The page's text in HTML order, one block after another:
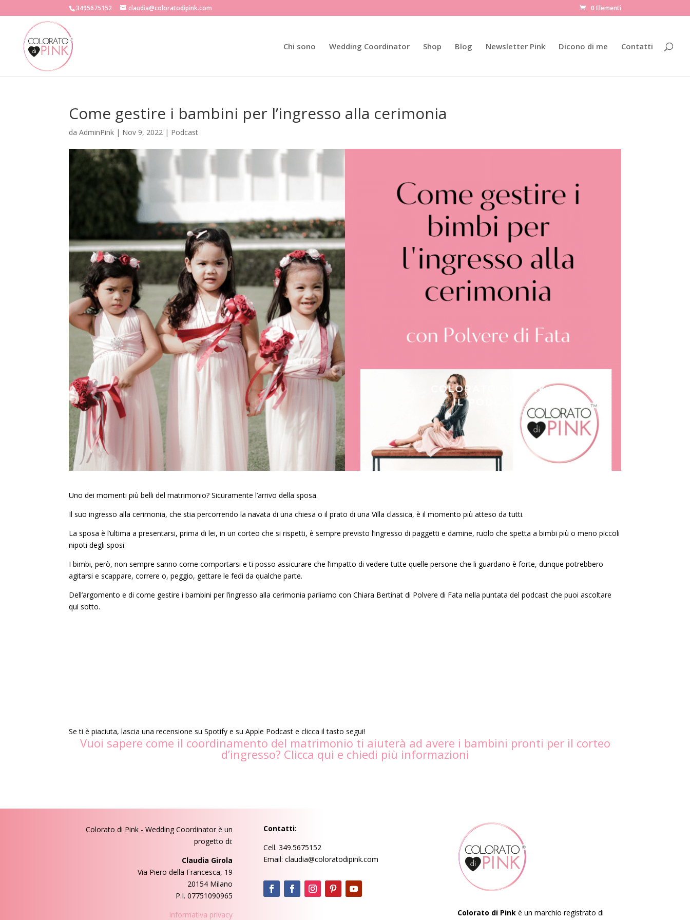
3495675152 claudia@coloratodipink.com 0 Elementi
Chi sono Wedding Coordinator Shop Blog Newsletter Pink Dicono di me Contatti
Come gestire i bambini per l’ingresso alla cerimonia
daAdminPink | Nov 9, 2022 | Podcast
Uno dei momenti più belli del matrimonio? Sicuramente l’arrivo della sposa.
Il suo ingresso alla cerimonia, che stia percorrendo la navata di una chiesa o il prato di una Villa classica, è il momento più atteso da tutti.
La sposa è l’ultima a presentarsi, prima di lei, in un corteo che si rispetti, è sempre previsto l’ingresso di paggetti e damine, ruolo che spetta a bimbi più o meno piccoli
nipoti degli sposi.
I bimbi, però, non sempre sanno come comportarsi e ti posso assicurare che l’impatto di vedere tutte quelle persone che li guardano è forte, dunque potrebbero
agitarsi e scappare, correre o, peggio, gettare le fedi da qualche parte.
Dell’argomento e di come gestire i bambini per l’ingresso alla cerimonia parliamo con Chiara Bertinat di Polvere di Fata nella puntata del podcast che puoi ascoltare
qui sotto.
Se ti è piaciuta, lascia una recensione su Spotify e su Apple Podcast e clicca il tasto segui!
Vuoi sapere come il coordinamento del matrimonio ti aiuterà ad avere i bambini pronti per il corteo
d’ingresso? Clicca qui e chiedi più informazioni
Colorato di Pink - Wedding Coordinatorè un
progetto di:
Claudia Girola
Via Piero della Francesca, 19
20154 Milano
P.I. 07751090965
Informativa privacy
Contatti:
Cell. 349.5675152
Email: claudia@coloratodipink.com
Colorato di Pinkè un marchio registrato di